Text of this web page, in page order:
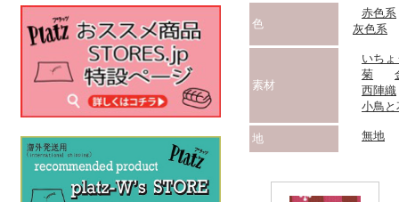
色
赤色系
灰色系
素材
いちょ
菊
西陣織
小鳥と
地 無地